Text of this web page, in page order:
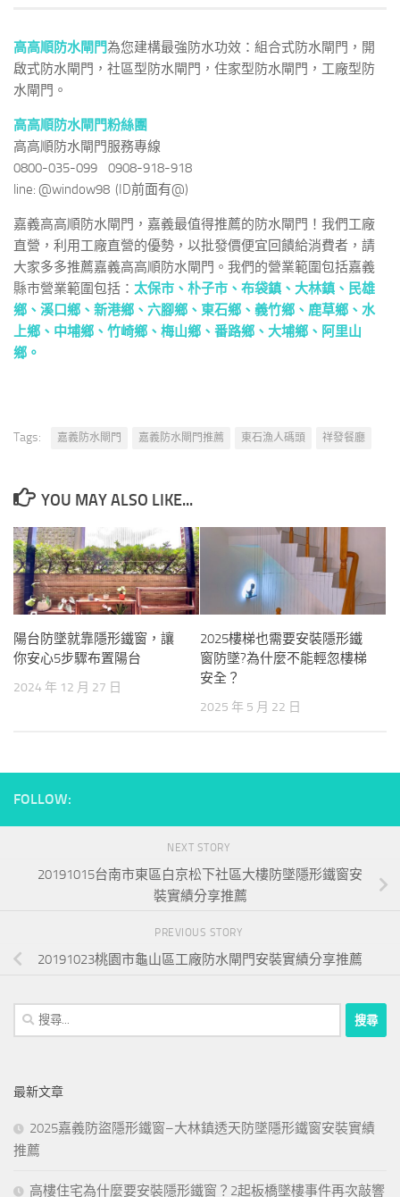
高高順防水閘門為您建構最強防水功效：組合式防水閘門，開
啟式防水閘門，社區型防水閘門，住家型防水閘門，工廠型防
水閘門。
高高順防水閘門粉絲團
高高順防水閘門服務專線
0800-035-099 0908-918-918
line: @window98 (ID前面有@)
嘉義高高順防水閘門，嘉義最值得推薦的防水閘門！我們工廠
直營，利用工廠直營的優勢，以批發價便宜回饋給消費者，請
大家多多推薦嘉義高高順防水閘門。我們的營業範圍包括嘉義
縣市營業範圍包括： 太保市 、 朴子市 、 布袋鎮 、 大林鎮 、 民雄
鄉 、 溪口鄉 、 新港鄉 、 六腳鄉 、 東石鄉 、 義竹鄉 、 鹿草鄉 、 水
上鄉 、 中埔鄉、 竹崎鄉、 梅山鄉、 番路鄉、 大埔鄉、 阿里山
鄉 。
Tags: 嘉義防水閘門 嘉義防水閘門推薦 東石漁人碼頭 祥發餐廳
YOU MAY ALSO LIKE...
陽台防墜就靠隱形鐵窗，讓
你安心5步驟布置陽台
2024 年 12 月 27 日
2025樓梯也需要安裝隱形鐵
窗防墜?為什麼不能輕忽樓梯
安全？
2025 年 5 月 22 日
FOLLOW:
NEXT STORY
20191015台南市東區白京松下社區大樓防墜隱形鐵窗安
裝實績分享推薦
PREVIOUS STORY
20191023桃園市龜山區工廠防水閘門安裝實績分享推薦
搜
尋
字:
最新文章
2025嘉義防盜隱形鐵窗–大林鎮透天防墜隱形鐵窗安裝實績
推薦
高樓住宅為什麼要安裝隱形鐵窗？2起板橋墜樓事件再次敲響